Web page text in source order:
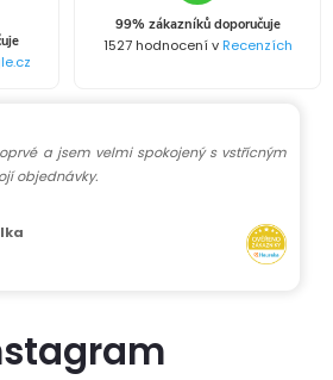
99% zákazníků doporučuje
1527 hodnocení vRecenzích
a jsem velmi spokojený s vstřícným
objednávky.